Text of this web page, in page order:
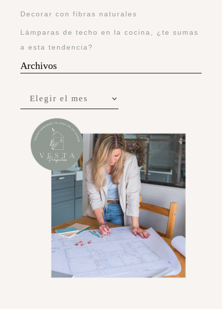
Decorar con fibras naturales
Lámparas de techo en la cocina, ¿te sumas
a esta tendencia?
Archivos